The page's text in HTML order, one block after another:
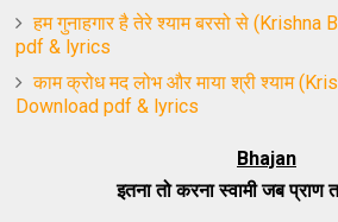
हम गुनाहगार है तेरे श्याम बरसो से (Krishna
pdf & lyrics
काम क्रोध मद लोभ और माया श्री श्याम
Download pdf & lyrics
Bhajan
इतना तो करना स्वामी जब